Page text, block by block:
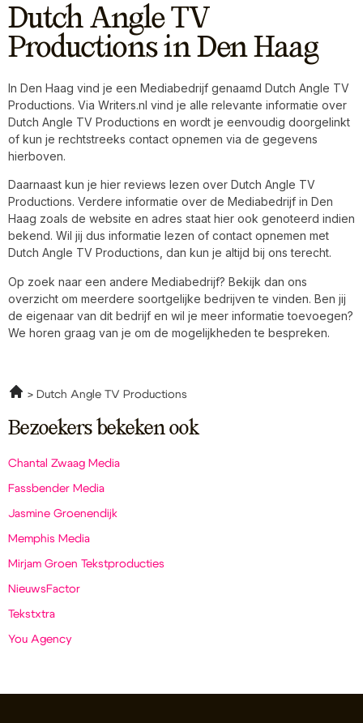
Dutch Angle TV
Productions in Den Haag
In Den Haag vind je een Mediabedrijf genaamd Dutch Angle TV
Productions. Via Writers.nl vind je alle relevante informatie over
Dutch Angle TV Productions en wordt je eenvoudig doorgelinkt
of kun je rechtstreeks contact opnemen via de gegevens
hierboven.
Daarnaast kun je hier reviews lezen over Dutch Angle TV
Productions. Verdere informatie over de Mediabedrijf in Den
Haag zoals de website en adres staat hier ook genoteerd indien
bekend. Wil jij dus informatie lezen of contact opnemen met
Dutch Angle TV Productions, dan kun je altijd bij ons terecht.
Op zoek naar een andere Mediabedrijf? Bekijk dan ons
overzicht om meerdere soortgelijke bedrijven te vinden. Ben jij
de eigenaar van dit bedrijf en wil je meer informatie toevoegen?
We horen graag van je om de mogelijkheden te bespreken.
Dutch Angle TV Productions
Bezoekers bekeken ook
Chantal Zwaag Media
Fassbender Media
Jasmine Groenendijk
Memphis Media
Mirjam Groen Tekstproducties
NieuwsFactor
Tekstxtra
You Agency